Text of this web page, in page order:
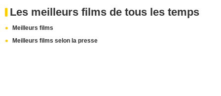
Les meilleurs films de tous les temps
Meilleurs films
Meilleurs films selon la presse